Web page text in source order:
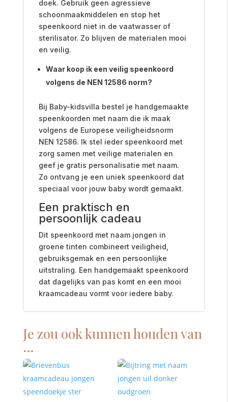
doek. Gebruik geen agressieve
schoonmaakmiddelen en stop het
speenkoord niet in de vaatwasser of
sterilisator. Zo blijven de materialen mooi
en veilig.
Waar koop ik een veilig speenkoord
volgens de NEN 12586 norm?
Bij Baby-kidsvilla bestel je handgemaakte
speenkoorden met naam die ik maak
volgens de Europese veiligheidsnorm
NEN 12586. Ik stel ieder speenkoord met
zorg samen met veilige materialen en
geef je gratis personalisatie met naam.
Zo ontvang je een uniek speenkoord dat
speciaal voor jouw baby wordt gemaakt.
Een praktisch en
persoonlijk cadeau
Dit speenkoord met naam jongen in
groene tinten combineert veiligheid,
gebruiksgemak en een persoonlijke
uitstraling. Een handgemaakt speenkoord
dat dagelijks van pas komt en een mooi
kraamcadeau vormt voor iedere baby.
Je zou ook kunnen houden van
…